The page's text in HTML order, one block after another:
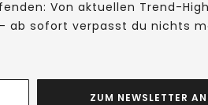
Von aktuellen Trend-
ab sofort verpasst du nichts
ZUM NEWSLETTER